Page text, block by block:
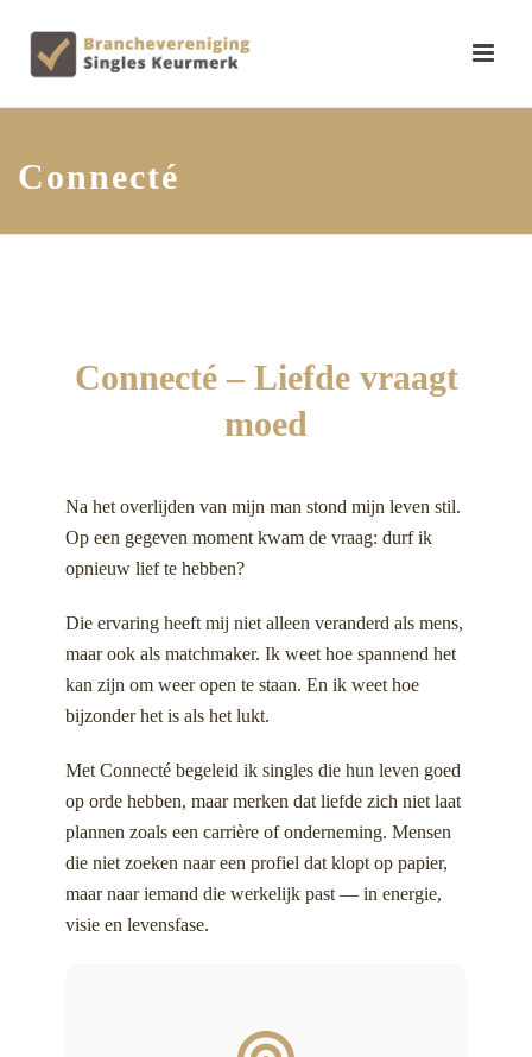
Connecté
Connecté – Liefde vraagt
moed
Na het overlijden van mijn man stond mijn leven stil.
Op een gegeven moment kwam de vraag: durf ik
opnieuw lief te hebben?
Die ervaring heeft mij niet alleen veranderd als mens,
maar ook als matchmaker. Ik weet hoe spannend het
kan zijn om weer open te staan. En ik weet hoe
bijzonder het is als het lukt.
Met Connecté begeleid ik singles die hun leven goed
op orde hebben, maar merken dat liefde zich niet laat
plannen zoals een carrière of onderneming. Mensen
die niet zoeken naar een profiel dat klopt op papier,
maar naar iemand die werkelijk past — in energie,
visie en levensfase.